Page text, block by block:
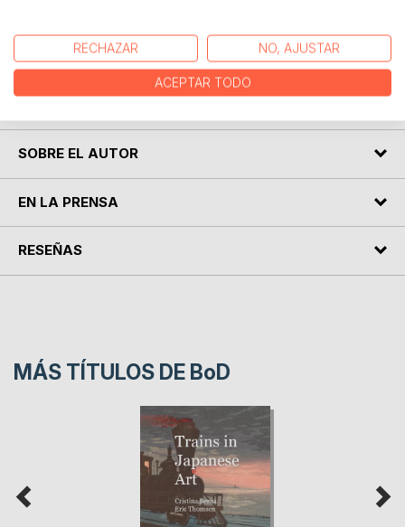
Er hatte auch Humor und freute sich über den
künstlerischen Witz, der seinen freundlichen und schönen
Geist zeigte.
SOBRE EL AUTOR
EN LA PRENSA
RESEÑAS
MÁS TÍTULOS DE BoD
RECHAZAR NO, AJUSTAR
ACEPTAR TODO